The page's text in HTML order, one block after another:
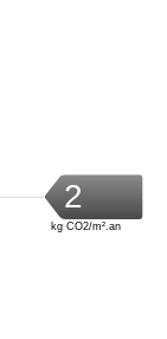
2
kg CO2/m².an